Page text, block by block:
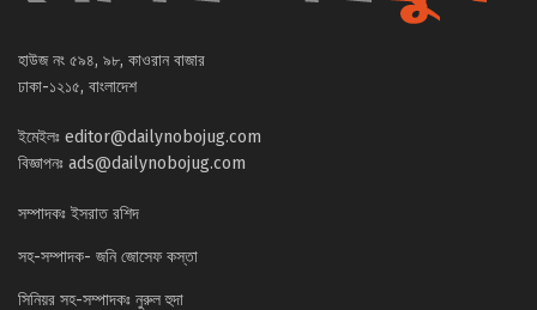
হাউজ নং ৫৯৪, ৯৮, কাওরান বাজার
ঢাকা-১২১৫, বাংলাদেশ
ইমেইলঃ editor@dailynobojug.com
বিজ্ঞাপনঃ ads@dailynobojug.com
সম্পাদকঃ ইসরাত রশিদ
সহ-সম্পাদক- জনি জোসেফ কস্তা
সিনিয়র সহ-সম্পাদকঃ নুরুল হুদা